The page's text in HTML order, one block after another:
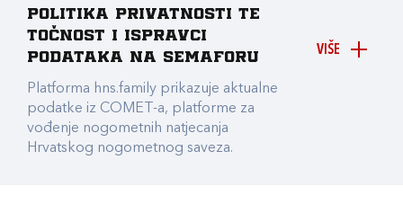
VIŠE
Politika privatnosti te
točnost i ispravci
podataka na Semaforu
Platforma hns.family prikazuje aktualne
podatke iz COMET-a, platforme za
vođenje nogometnih natjecanja
Hrvatskog nogometnog saveza.